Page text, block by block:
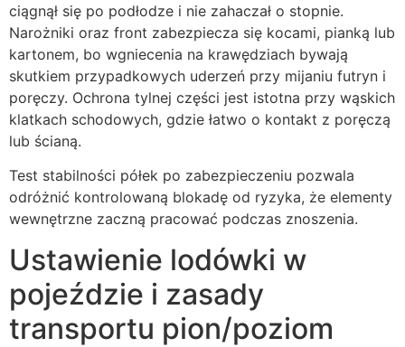
ciągnął się po podłodze i nie zahaczał o stopnie.
Narożniki oraz front zabezpiecza się kocami, pianką lub
kartonem, bo wgniecenia na krawędziach bywają
skutkiem przypadkowych uderzeń przy mijaniu futryn i
poręczy. Ochrona tylnej części jest istotna przy wąskich
klatkach schodowych, gdzie łatwo o kontakt z poręczą
lub ścianą.
Test stabilności półek po zabezpieczeniu pozwala
odróżnić kontrolowaną blokadę od ryzyka, że elementy
wewnętrzne zaczną pracować podczas znoszenia.
Ustawienie lodówki w
pojeździe i zasady
transportu pion/poziom